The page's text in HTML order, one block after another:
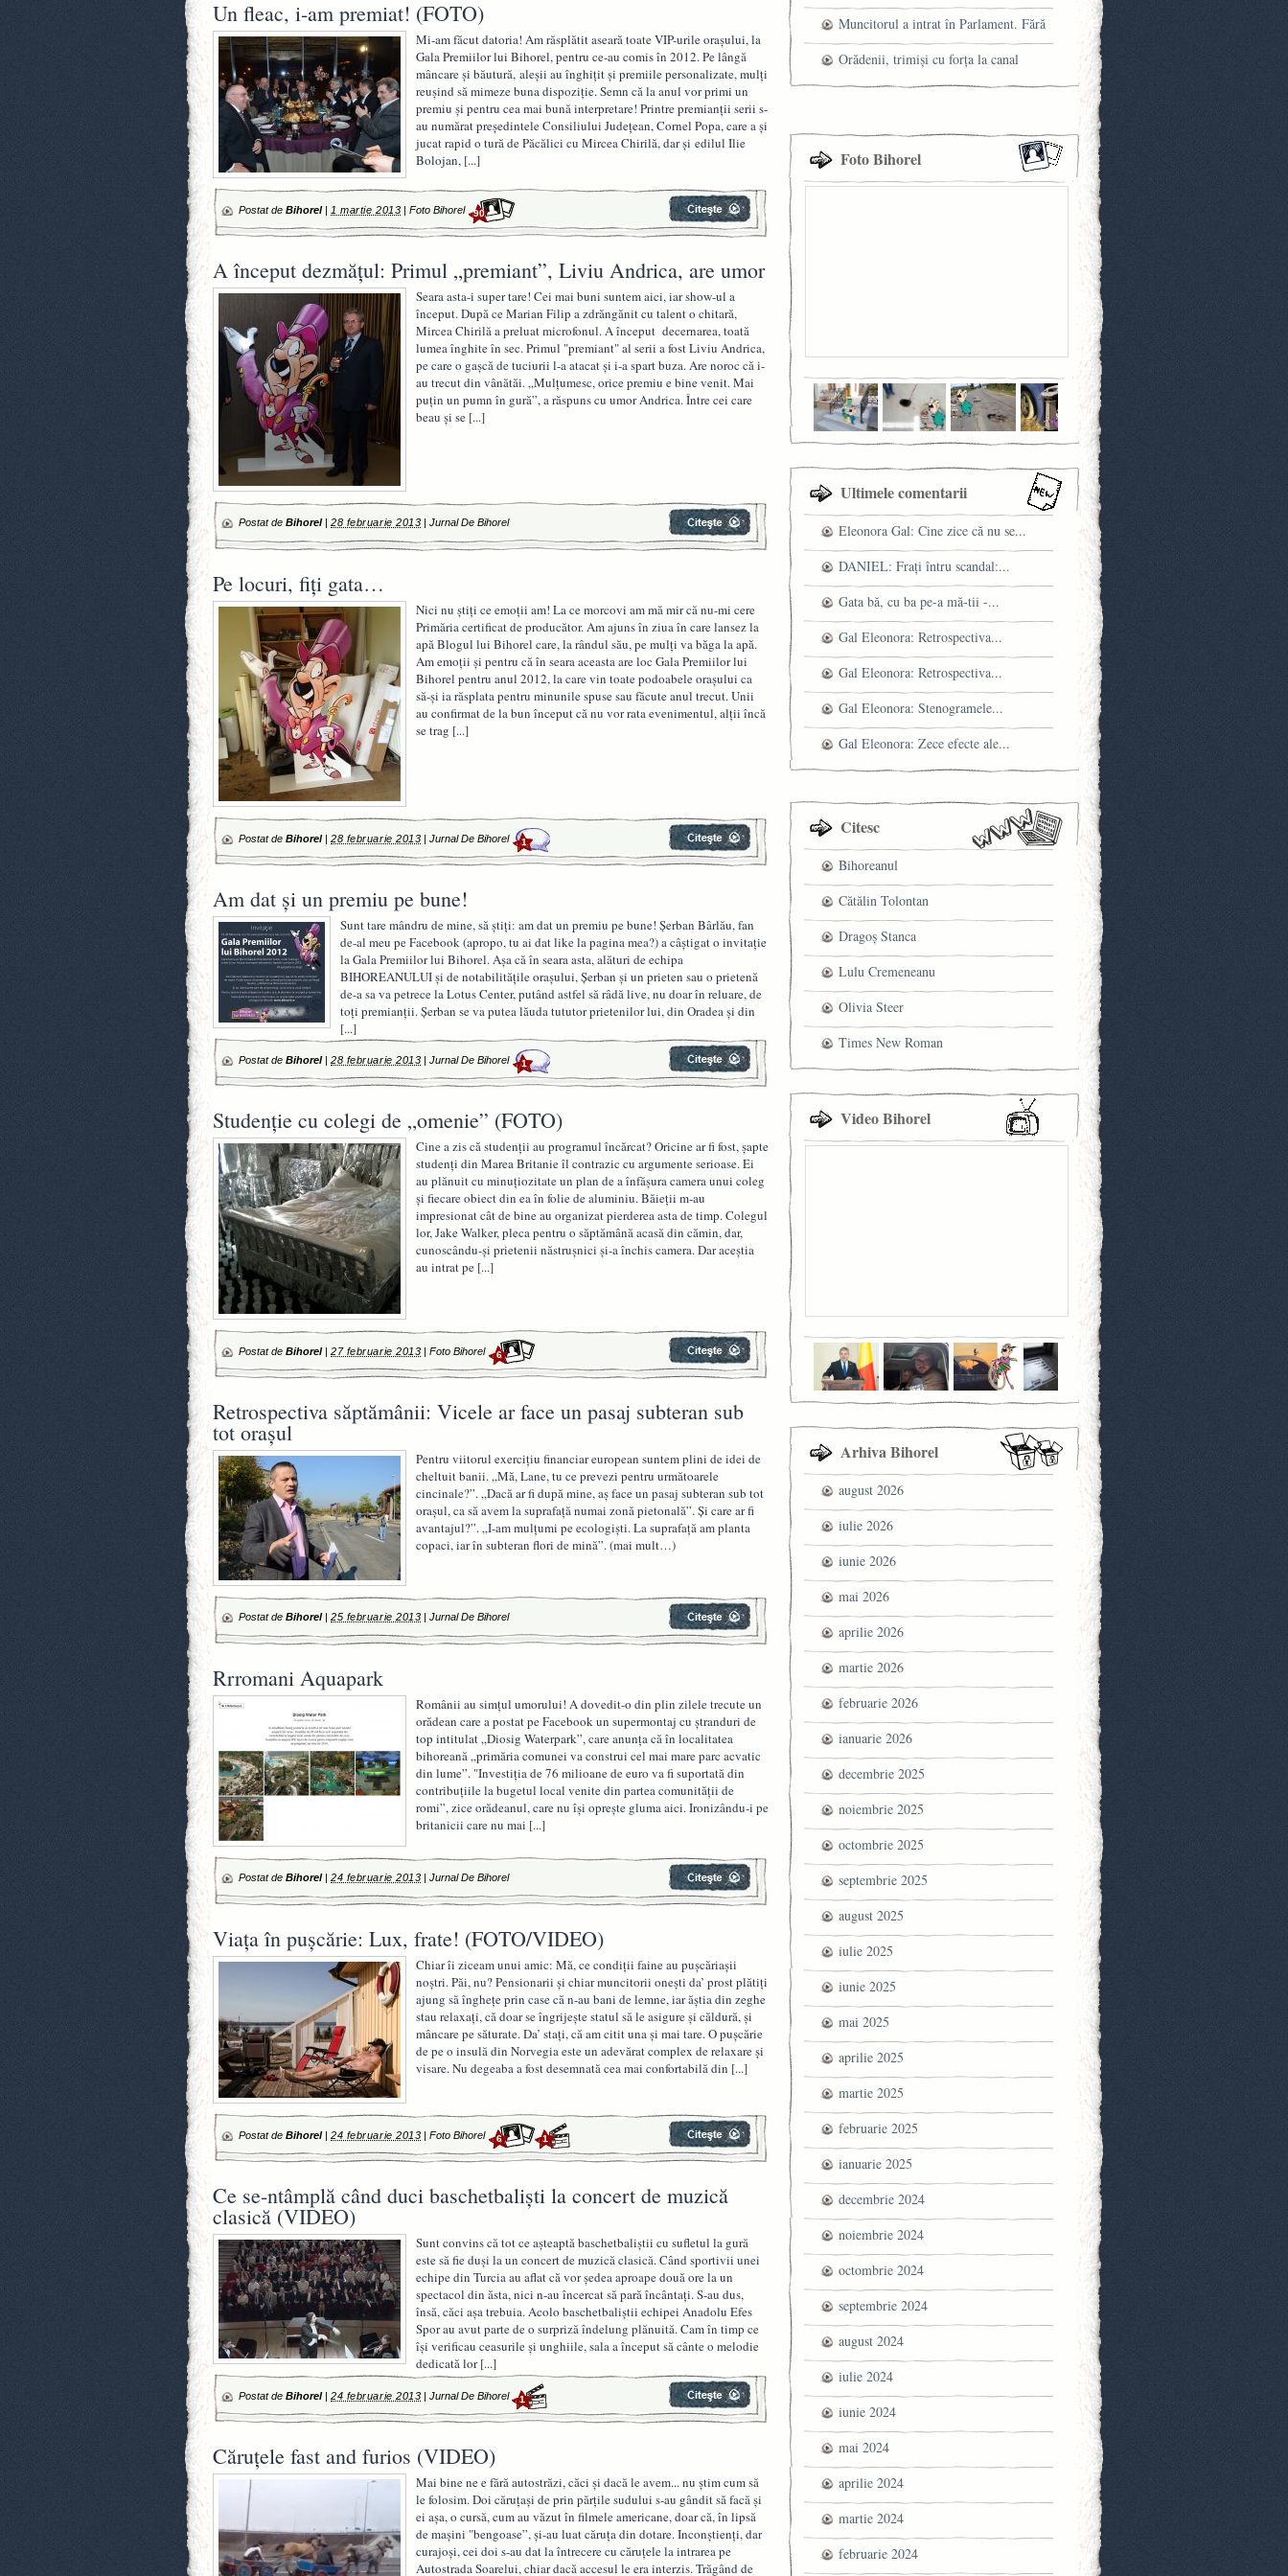
Un fleac, i-am premiat! (FOTO)
Mi-am făcut datoria! Am răsplătit aseară toate VIP-urile oraşului, la
Gala Premiilor lui Bihorel, pentru ce-au comis în 2012. Pe lângă
mâncare şi băutură, aleşii au înghiţit şi premiile personalizate, mulţi
reuşind să mimeze buna dispoziţie. Semn că la anul vor primi un
premiu şi pentru cea mai bună interpretare! Printre premianţii serii s-
au numărat preşedintele Consiliului Judeţean, Cornel Popa, care a şi
jucat rapid o tură de Păcălici cu Mircea Chirilă, dar şi edilul Ilie
Bolojan, [...]
Postat de Bihorel| 1 martie 2013 |Foto Bihorel 90
A început dezmăţul: Primul „premiant”, Liviu Andrica, are umor
Seara asta-i super tare! Cei mai buni suntem aici, iar show-ul a
început. După ce Marian Filip a zdrăngănit cu talent o chitară,
Mircea Chirilă a preluat microfonul. A început decernarea, toată
lumea înghite în sec. Primul "premiant" al serii a fost Liviu Andrica,
pe care o gaşcă de tuciurii l-a atacat şi i-a spart buza. Are noroc că i-
au trecut din vânătăi. „Mulţumesc, orice premiu e bine venit. Mai
puţin un pumn în gură”, a răspuns cu umor Andrica. Între cei care
beau şi se [...]
Postat de Bihorel| 28 februarie 2013 |Jurnal De Bihorel
Pe locuri, fiţi gata…
Nici nu ştiţi ce emoţii am! La ce morcovi am mă mir că nu-mi cere
Primăria certificat de producător. Am ajuns în ziua în care lansez la
apă Blogul lui Bihorel care, la rândul său, pe mulţi va băga la apă.
Am emoţii şi pentru că în seara aceasta are loc Gala Premiilor lui
Bihorel pentru anul 2012, la care vin toate podoabele oraşului ca
să-şi ia răsplata pentru minunile spuse sau făcute anul trecut. Unii
au confirmat de la bun început că nu vor rata evenimentul, alţii încă
se trag [...]
Postat de Bihorel| 28 februarie 2013 |Jurnal De Bihorel 1
Am dat şi un premiu pe bune!
Sunt tare mândru de mine, să ştiţi: am dat un premiu pe bune! Şerban Bârlău, fan
de-al meu pe Facebook (apropo, tu ai dat like la pagina mea?) a câştigat o invitaţie
la Gala Premiilor lui Bihorel. Aşa că în seara asta, alături de echipa
BIHOREANULUI şi de notabilităţile oraşului, Şerban şi un prieten sau o prietenă
de-a sa va petrece la Lotus Center, putând astfel să râdă live, nu doar în reluare, de
toţi premianţii. Şerban se va putea lăuda tututor prietenilor lui, din Oradea şi din
[...]
Postat de Bihorel| 28 februarie 2013 |Jurnal De Bihorel 1
Studenţie cu colegi de „omenie” (FOTO)
Cine a zis că studenţii au programul încărcat? Oricine ar fi fost, şapte
studenţi din Marea Britanie îl contrazic cu argumente serioase. Ei
au plănuit cu minuţiozitate un plan de a înfăşura camera unui coleg
şi fiecare obiect din ea în folie de aluminiu. Băieţii m-au
impresionat cât de bine au organizat pierderea asta de timp. Colegul
lor, Jake Walker, pleca pentru o săptămână acasă din cămin, dar,
cunoscându-şi prietenii năstruşnici şi-a închis camera. Dar aceştia
au intrat pe [...]
Postat de Bihorel| 27 februarie 2013 |Foto Bihorel 6
Retrospectiva săptămânii: Vicele ar face un pasaj subteran sub
tot oraşul
Pentru viitorul exerciţiu financiar european suntem plini de idei de
cheltuit banii. „Mă, Lane, tu ce prevezi pentru următoarele
cincinale?”. „Dacă ar fi după mine, aş face un pasaj subteran sub tot
oraşul, ca să avem la suprafaţă numai zonă pietonală”. Şi care ar fi
avantajul?”. „I-am mulţumi pe ecologişti. La suprafaţă am planta
copaci, iar în subteran flori de mină”. (mai mult…)
Postat de Bihorel| 25 februarie 2013 |Jurnal De Bihorel
Rrromani Aquapark
Românii au simţul umorului! A dovedit-o din plin zilele trecute un
orădean care a postat pe Facebook un supermontaj cu ştranduri de
top intitulat „Diosig Waterpark”, care anunţa că în localitatea
bihoreană „primăria comunei va construi cel mai mare parc acvatic
din lume”. "Investiţia de 76 milioane de euro va fi suportată din
contribuţiile la bugetul local venite din partea comunităţii de
romi”, zice orădeanul, care nu îşi opreşte gluma aici. Ironizându-i pe
britanicii care nu mai [...]
Postat de Bihorel| 24 februarie 2013 |Jurnal De Bihorel
Viaţa în puşcărie: Lux, frate! (FOTO/VIDEO)
Chiar îi ziceam unui amic: Mă, ce condiţii faine au puşcăriaşii
noştri. Păi, nu? Pensionarii şi chiar muncitorii oneşti da’ prost plătiţi
ajung să îngheţe prin case că n-au bani de lemne, iar ăştia din zeghe
stau relaxaţi, că doar se îngrijeşte statul să le asigure şi căldură, şi
mâncare pe săturate. Da’ staţi, că am citit una şi mai tare. O puşcărie
de pe o insulă din Norvegia este un adevărat complex de relaxare şi
visare. Nu degeaba a fost desemnată cea mai confortabilă din [...]
Postat de Bihorel| 24 februarie 2013 |Foto Bihorel 6 1
Ce se-ntâmplă când duci baschetbalişti la concert de muzică
clasică (VIDEO)
Sunt convins că tot ce aşteaptă baschetbaliştii cu sufletul la gură
este să fie duşi la un concert de muzică clasică. Când sportivii unei
echipe din Turcia au aflat că vor şedea aproape două ore la un
spectacol din ăsta, nici n-au încercat să pară încântaţi. S-au dus,
însă, căci aşa trebuia. Acolo baschetbaliştii echipei Anadolu Efes
Spor au avut parte de o surpriză îndelung plănuită. Cam în timp ce
îşi verificau ceasurile şi unghiile, sala a început să cânte o melodie
dedicată lor[...]
Postat de Bihorel| 24 februarie 2013 |Jurnal De Bihorel 1
Căruţele fast and furios (VIDEO)
Mai bine ne e fără autostrăzi, căci şi dacă le avem... nu ştim cum să
le folosim. Doi căruţaşi de prin părţile sudului s-au gândit să facă şi
ei aşa, o cursă, cum au văzut în filmele americane, doar că, în lipsă
de maşini "bengoase”, şi-au luat căruţa din dotare. Inconştienţi, dar
curajoşi, cei doi s-au dat la întrecere cu căruţele la intrarea pe
Autostrada Soarelui, chiar dacă accesul le era interzis. Trăgând de
trafic (VIDEO)
maghiare
Muncitorul a intrat în Parlament. Fără
cheia franceză la el
Orădenii, trimiși cu forța la canal
Foto Bihorel
Ultimele comentarii
Eleonora Gal: Cine zice că nu se...
DANIEL: Fraţi întru scandal:...
Gata bă, cu ba pe-a mă-tii -...
Gal Eleonora: Retrospectiva...
Gal Eleonora: Retrospectiva...
Gal Eleonora: Stenogramele...
Gal Eleonora: Zece efecte ale...
Citesc
Bihoreanul
Cătălin Tolontan
Dragoş Stanca
Lulu Cremeneanu
Olivia Steer
Times New Roman
Video Bihorel
Arhiva Bihorel
august 2026
iulie 2026
iunie 2026
mai 2026
aprilie 2026
martie 2026
februarie 2026
ianuarie 2026
decembrie 2025
noiembrie 2025
octombrie 2025
septembrie 2025
august 2025
iulie 2025
iunie 2025
mai 2025
aprilie 2025
martie 2025
februarie 2025
ianuarie 2025
decembrie 2024
noiembrie 2024
octombrie 2024
septembrie 2024
august 2024
iulie 2024
iunie 2024
mai 2024
aprilie 2024
martie 2024
februarie 2024